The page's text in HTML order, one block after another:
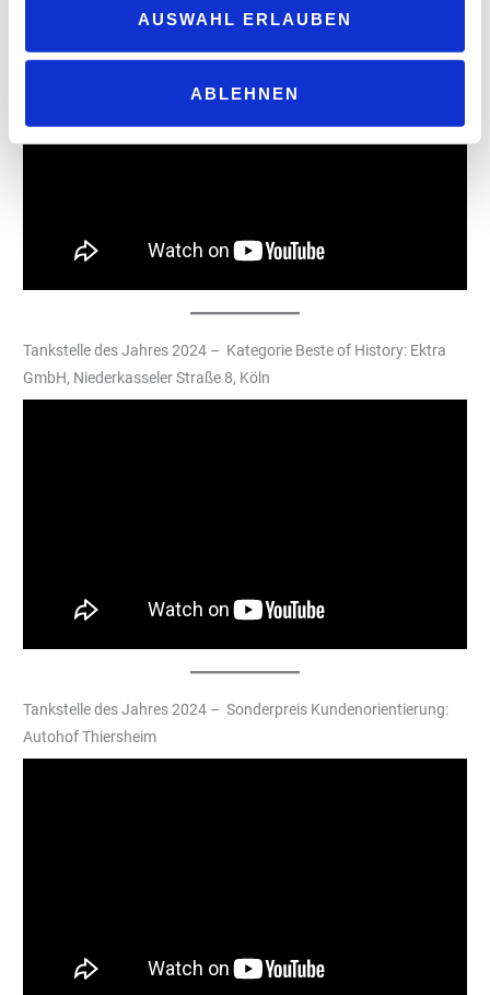
AUSWAHL ERLAUBEN
ABLEHNEN
Passau-Sperrwies, Vilshofen
Tankstelle des Jahres 2024 – Kategorie Beste of History: Ektra
GmbH, Niederkasseler Straße 8, Köln
Tankstelle des Jahres 2024 – Sonderpreis Kundenorientierung:
Autohof Thiersheim